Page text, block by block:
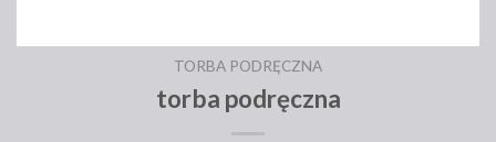
TORBA PODRĘCZNA
torba podręczna